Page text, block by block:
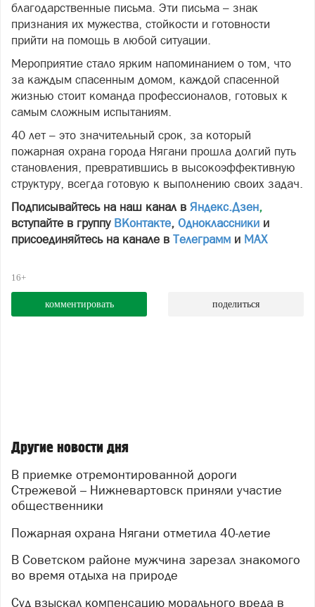
благодарственные письма. Эти письма – знак
признания их мужества, стойкости и готовности
прийти на помощь в любой ситуации.
Мероприятие стало ярким напоминанием о том, что
за каждым спасенным домом, каждой спасенной
жизнью стоит команда профессионалов, готовых к
самым сложным испытаниям.
40 лет – это значительный срок, за который
пожарная охрана города Нягани прошла долгий путь
становления, превратившись в высокоэффективную
структуру, всегда готовую к выполнению своих задач.
Подписывайтесь на наш канал в Яндекс.Дзен,
вступайте в группу ВКонтакте, Одноклассники и
присоединяйтесь на канале в Телеграмм и МАХ
16+
комментировать поделиться
Другие новости дня
В приемке отремонтированной дороги
Стрежевой – Нижневартовск приняли участие
общественники
Пожарная охрана Нягани отметила 40-летие
В Советском районе мужчина зарезал знакомого
во время отдыха на природе
Суд взыскал компенсацию морального вреда в